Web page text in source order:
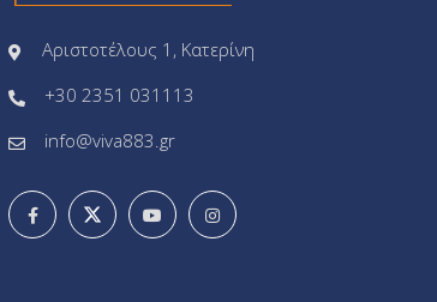
Αριστοτέλους 1, Κατερίνη
+30 2351 031113
info@viva883.gr